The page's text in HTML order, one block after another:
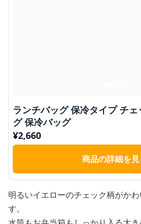
ランチバッグ 保冷タイプ チ
グ 保冷バッグ
¥2,660
商品の詳細を見
明るいイエローのチェック柄がか
す。